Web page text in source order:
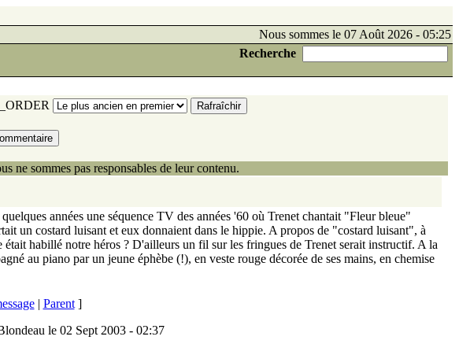
Nous sommes le 07 Août 2026 - 05:25
Recherche
ne sommes pas responsables de leur contenu.
années une séquence TV des années '60 où Trenet chantait "Fleur bleue"
un costard luisant et eux donnaient dans le hippie. A propos de "costard luisant", à
habillé notre héros ? D'ailleurs un fil sur les fringues de Trenet serait instructif. A la
au piano par un jeune éphèbe (!), en veste rouge décorée de ses mains, en chemise
| Parent]
le 02 Sept 2003 - 02:37